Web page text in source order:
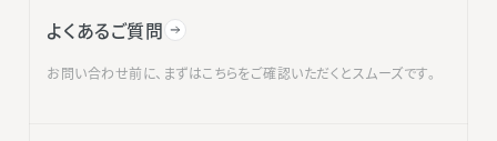
よくあるご質問
お問い合わせ前に、まずはこちらをご確認いただくとスムーズです。